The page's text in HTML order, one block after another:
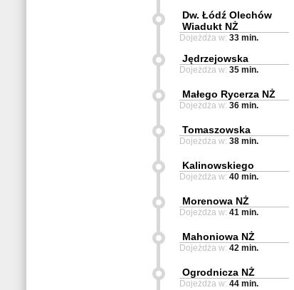
Dw. Łódź Olechów
Wiadukt NŻ
Dojeżdża w: 33 min.
Jędrzejowska
Dojeżdża w: 35 min.
Małego Rycerza NŻ
Dojeżdża w: 36 min.
Tomaszowska
Dojeżdża w: 38 min.
Kalinowskiego
Dojeżdża w: 40 min.
Morenowa NŻ
Dojeżdża w: 41 min.
Mahoniowa NŻ
Dojeżdża w: 42 min.
Ogrodnicza NŻ
Dojeżdża w: 44 min.